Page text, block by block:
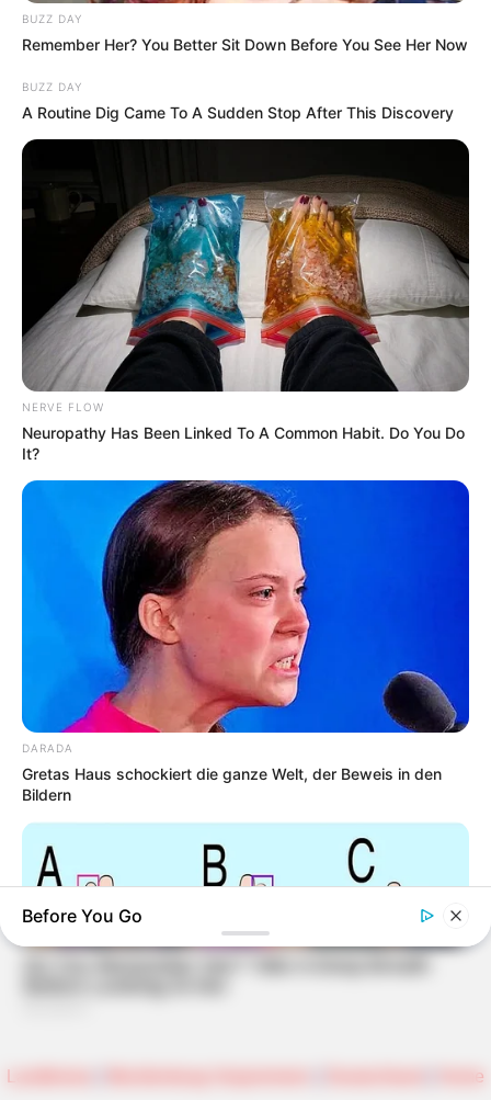
Home
BUZZ DAY
Remember Her? You Better Sit Down Before You See Her Now
BUZZ DAY
A Routine Dig Came To A Sudden Stop After This Discovery
NERVE FLOW
Neuropathy Has Been Linked To A Common Habit. Do You Do
It?
DARADA
Gretas Haus schockiert die ganze Welt, der Beweis in den
Bildern
Before You Go